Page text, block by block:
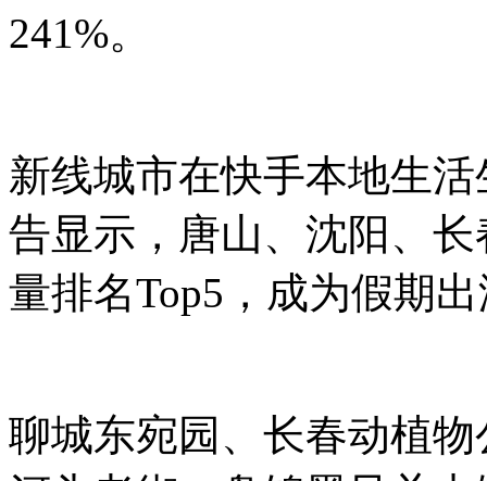
241%。
新线城市在快手本地生
告显示，唐山、沈阳、
量排名Top5，成为假期
聊城东宛园、长春动植